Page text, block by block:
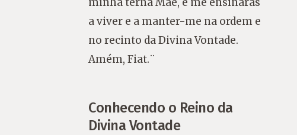
a viver e a manter-me na ordem e
no recinto da Divina Vontade.
Amém, Fiat.¨
Conhecendo o Reino da
Divina Vontade